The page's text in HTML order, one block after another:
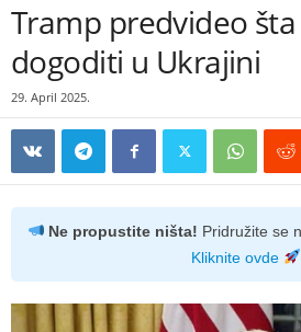
Tramp predvideo
dogoditi u Ukrajini
29. April 2025.
Ne propustite ništa! Pridružite se
Kliknite ovde